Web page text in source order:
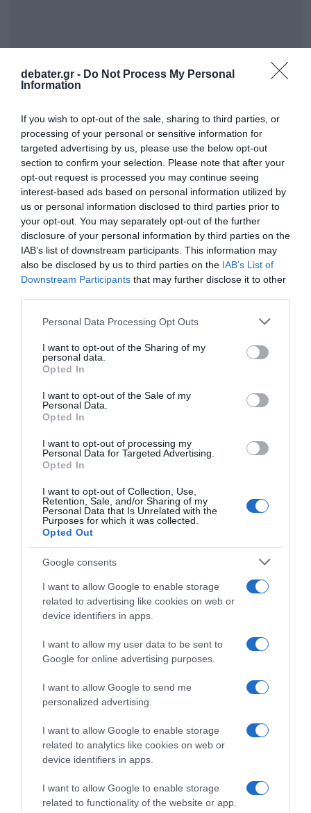
debater.gr - Do Not Process My Personal
Information
If you wish to opt-out of the sale, sharing to third parties, or
processing of your personal or sensitive information for
targeted advertising by us, please use the below opt-out
section to confirm your selection. Please note that after your
opt-out request is processed you may continue seeing
interest-based ads based on personal information utilized by
us or personal information disclosed to third parties prior to
your opt-out. You may separately opt-out of the further
disclosure of your personal information by third parties on the
IAB’s list of downstream participants. This information may
also be disclosed by us to third parties on the IAB’s List of
Downstream Participants that may further disclose it to other
Please note that this website/app uses one or more Google
not limited to your visit or usage behaviour. You may click to
grant or deny consent to Google and its third-party tags to
use your data for below specified purposes in below Google
consent section.
Personal Data Processing Opt Outs
I want to opt-out of the Sharing of my
personal data.
Opted In
I want to opt-out of the Sale of my
Personal Data.
Opted In
I want to opt-out of processing my
Personal Data for Targeted Advertising.
Opted In
I want to opt-out of Collection, Use,
Retention, Sale, and/or Sharing of my
Personal Data that Is Unrelated with the
Purposes for which it was collected.
Opted Out
Google consents
I want to allow Google to enable storage
related to advertising like cookies on web or
device identifiers in apps.
I want to allow my user data to be sent to
Google for online advertising purposes.
I want to allow Google to send me
personalized advertising.
I want to allow Google to enable storage
related to analytics like cookies on web or
device identifiers in apps.
I want to allow Google to enable storage
related to functionality of the website or app.
“Ρελάνς” της Αθήνας με τον Θαλάσσιο
υφαλοκρηπίδα και ΑΟΖ
Βίντεο από τη στιγμή που αστυνομικοί
μπαίνουν στο σπίτι του Τζιν Χάκμαν –
«Φαίνεται ότι προσπαθούσε να βγει
έξω»
ΔΙΑΦΗΜΙΣΗ
Προσθήκη ως προτεινόμενη
πηγή στην Google
Ακολούθησε το debater.gr στο
Google News
και μάθετε πρώτοι όλες τις ειδήσεις
Share
ΒΑΤΙΚΑΝΟ